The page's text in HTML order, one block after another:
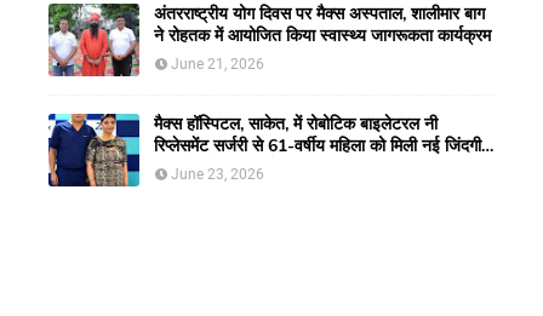
अंतरराष्ट्रीय योग दिवस पर मैक्स अस्पताल, शालीमार बाग
ने रोहतक में आयोजित किया स्वास्थ्य जागरूकता कार्यक्रम
June 21, 2026
मैक्स हॉस्पिटल, साकेत, में रोबोटिक बाइलेटरल नी
रिप्लेसमेंट सर्जरी से 61-वर्षीय महिला को मिली नई जिंदगी,
हुआ सेम-डे डिस्चार्ज
June 23, 2026